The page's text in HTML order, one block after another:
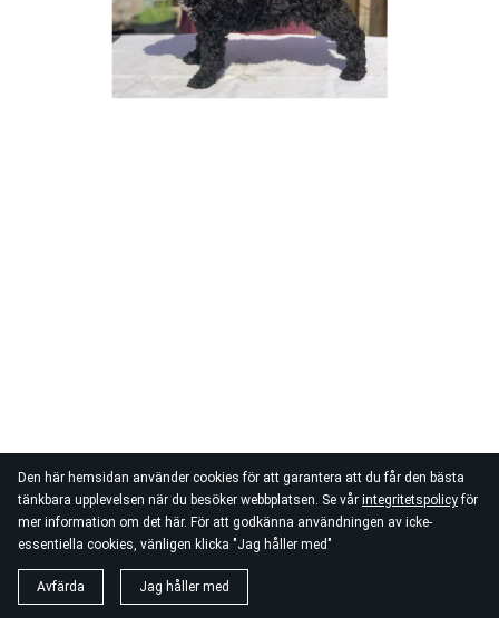
Den här hemsidan använder cookies för att garantera att du får den bästa
tänkbara upplevelsen när du besöker webbplatsen. Se vår integritetspolicyför
mer information om det här. För att godkänna användningen av icke-
essentiella cookies, vänligen klicka "Jag håller med"
Avfärda Jag håller med